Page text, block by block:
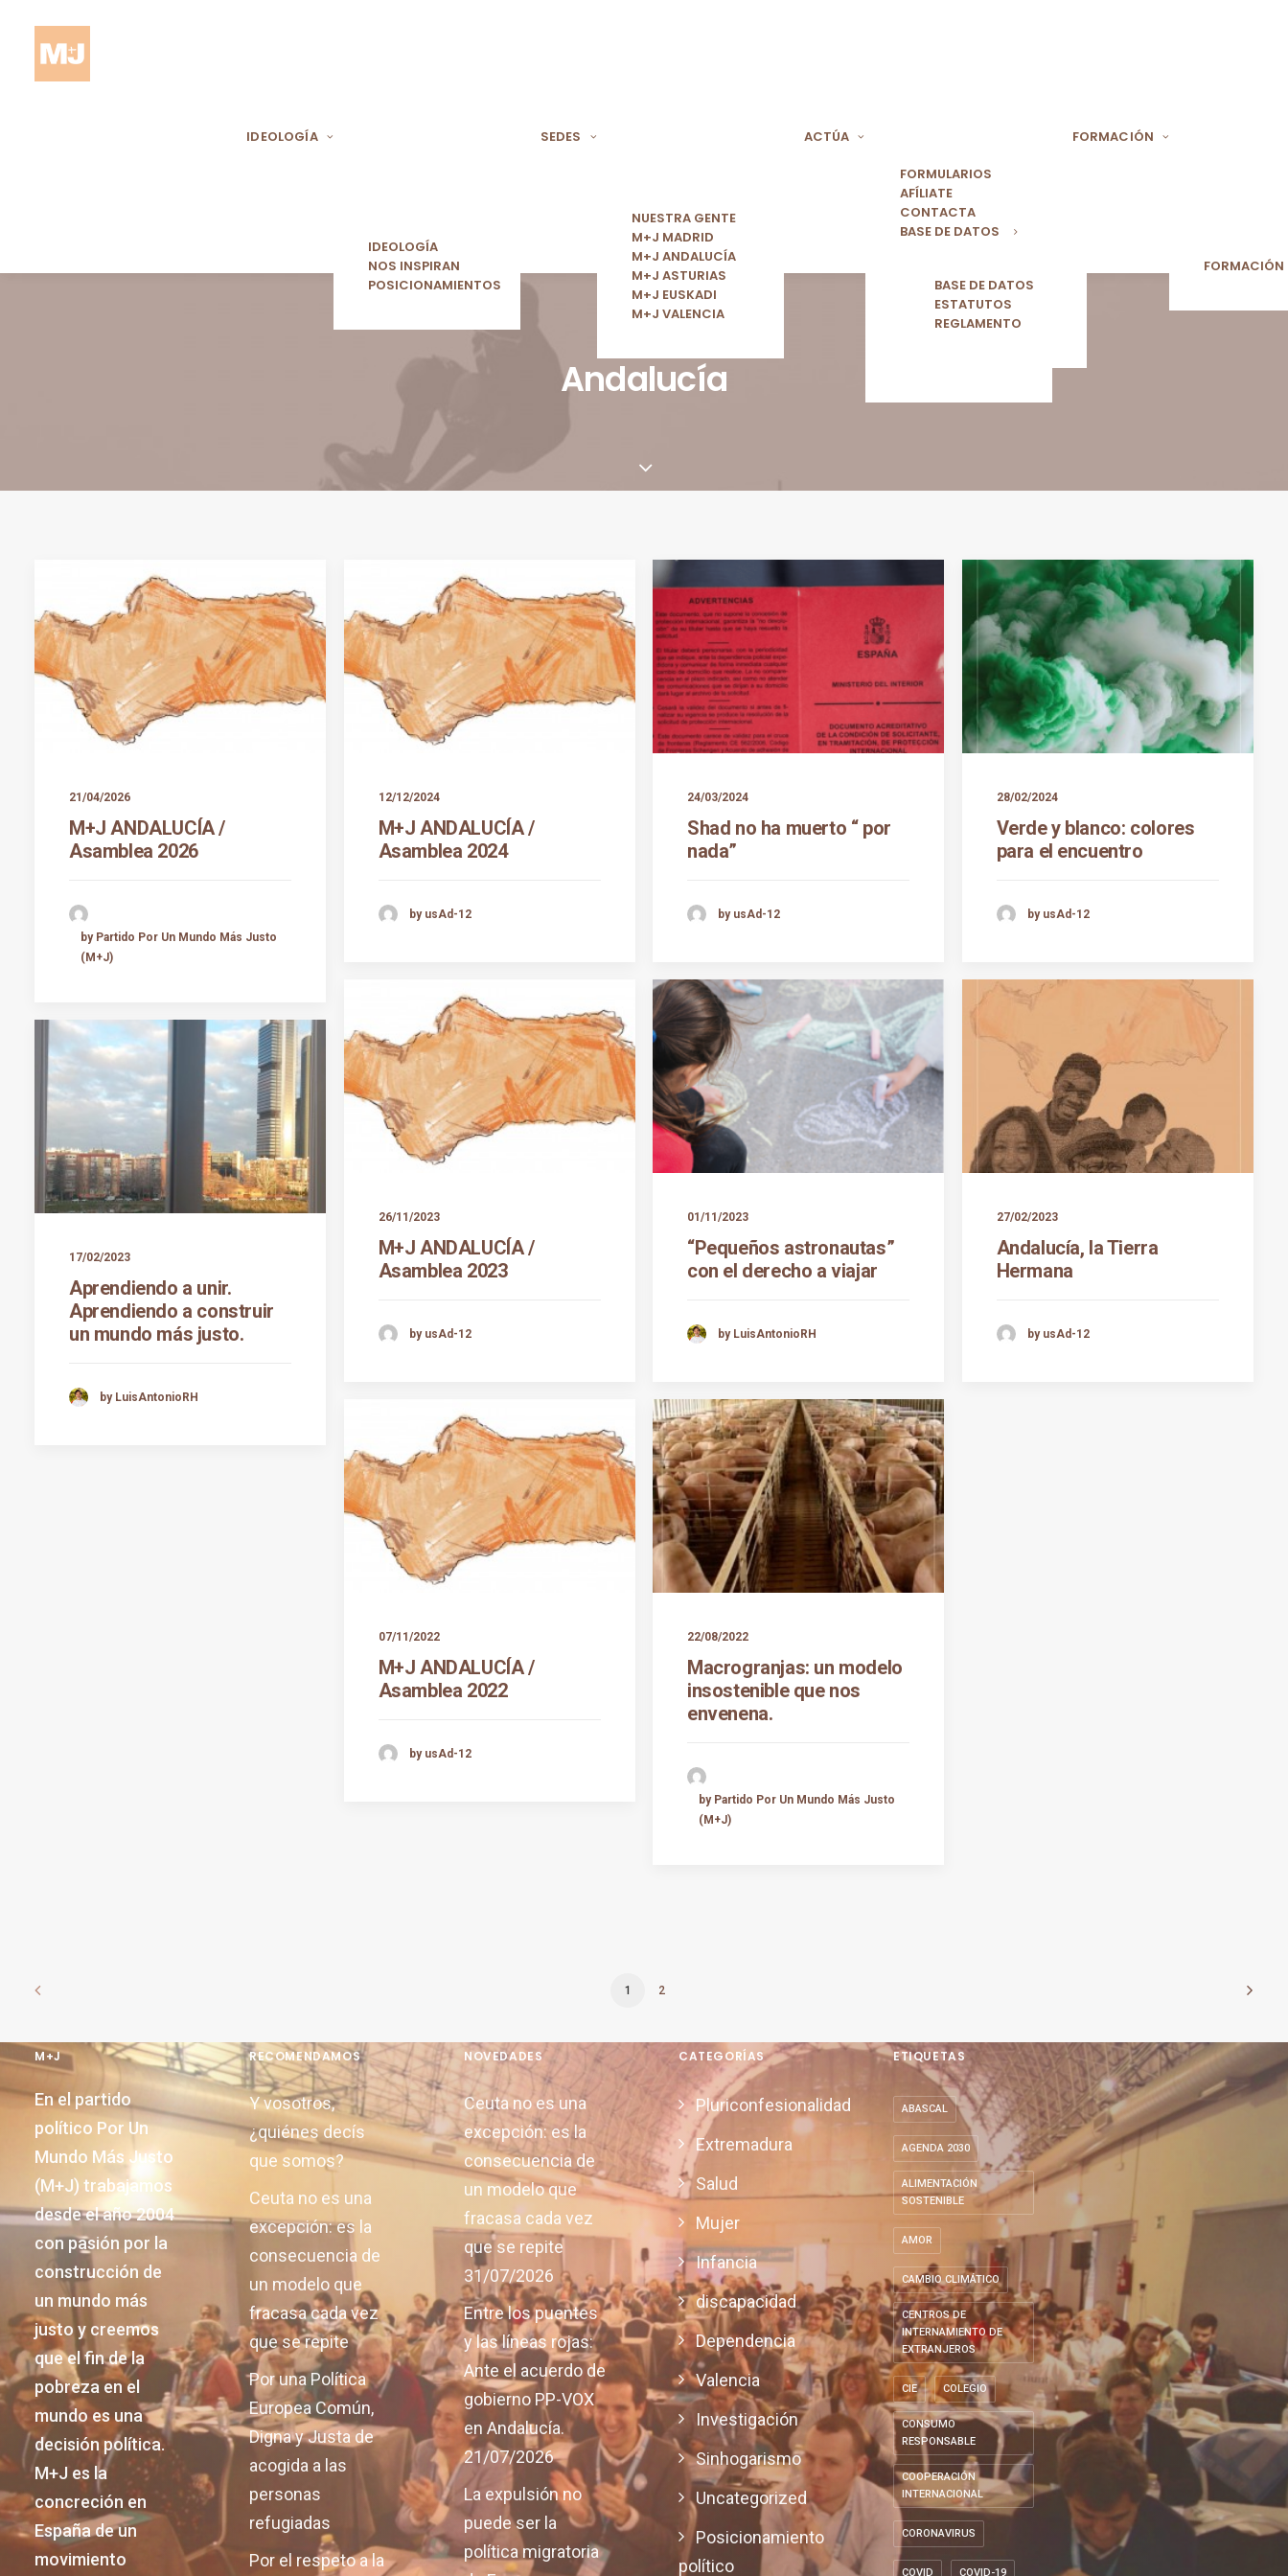
IDEOLOGÍA
IDEOLOGÍA
NOS INSPIRAN
POSICIONAMIENTOS
SEDES
NUESTRA GENTE
M+J MADRID
M+J ANDALUCÍA
M+J ASTURIAS
M+J EUSKADI
M+J VALENCIA
ACTÚA
FORMULARIOS
AFÍLIATE
CONTACTA
BASE DE DATOS
BASE DE DATOS
ESTATUTOS
REGLAMENTO
FORMACIÓN
FORMACIÓN
Andalucía
21/04/2026
M+J ANDALUCÍA /
Asamblea 2026
by Partido Por Un Mundo Más Justo
(M+J)
12/12/2024
M+J ANDALUCÍA /
Asamblea 2024
by usAd-12
24/03/2024
Shad no ha muerto “ por
nada”
by usAd-12
28/02/2024
Verde y blanco: colores
para el encuentro
by usAd-12
26/11/2023
M+J ANDALUCÍA /
Asamblea 2023
by usAd-12
01/11/2023
“Pequeños astronautas”
con el derecho a viajar
by LuisAntonioRH
27/02/2023
Andalucía, la Tierra
Hermana
by usAd-12
17/02/2023
Aprendiendo a unir.
Aprendiendo a construir
un mundo más justo.
by LuisAntonioRH
07/11/2022
M+J ANDALUCÍA /
Asamblea 2022
by usAd-12
22/08/2022
Macrogranjas: un modelo
insostenible que nos
envenena.
by Partido Por Un Mundo Más Justo
(M+J)
1 2
M+J
En el partido
político Por Un
Mundo Más Justo
(M+J) trabajamos
desde el año 2004
con pasión por la
construcción de
un mundo más
justo y creemos
que el fin de la
pobreza en el
mundo es una
decisión política.
M+J es la
concreción en
España de un
movimiento
RECOMENDAMOS
Y vosotros,
¿quiénes decís
que somos?
Ceuta no es una
excepción: es la
consecuencia de
un modelo que
fracasa cada vez
que se repite
Por una Política
Europea Común,
Digna y Justa de
acogida a las
personas
refugiadas
Por el respeto a la
NOVEDADES
Ceuta no es una
excepción: es la
consecuencia de
un modelo que
fracasa cada vez
que se repite
31/07/2026
Entre los puentes
y las líneas rojas:
Ante el acuerdo de
gobierno PP-VOX
en Andalucía.
21/07/2026
La expulsión no
puede ser la
política migratoria
CATEGORÍAS
Pluriconfesionalidad
Extremadura
Salud
Mujer
Infancia
discapacidad
Dependencia
Valencia
Investigación
Sinhogarismo
Uncategorized
Posicionamiento
político
ETIQUETAS
ABASCAL
AGENDA 2030
ALIMENTACIÓN
SOSTENIBLE
AMOR
CAMBIO CLIMÁTICO
CENTROS DE
INTERNAMIENTO DE
EXTRANJEROS
CIE COLEGIO
CONSUMO
RESPONSABLE
COOPERACIÓN
INTERNACIONAL
CORONAVIRUS
COVID COVID-19